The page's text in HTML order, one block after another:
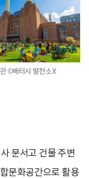
©배터시 발전소 X
문서고 건물 주변
문화공간으로 활용